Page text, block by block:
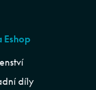
Eshop
díly